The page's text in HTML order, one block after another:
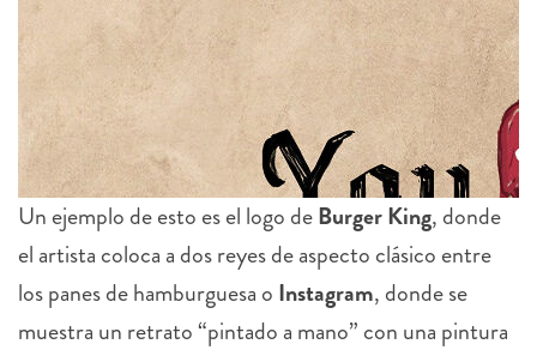
Un ejemplo de esto es el logo deBurger King, donde
el artista coloca a dos reyes de aspecto clásico entre
los panes de hamburguesa o Instagram, donde se
muestra un retrato “pintado a mano” con una pintura